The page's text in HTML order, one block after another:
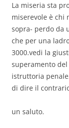
La miseria sta
miserevole è chi
sopra- perdo da
che per una
3000.vedi la
superamento del
istruttoria
di dire il
un saluto.